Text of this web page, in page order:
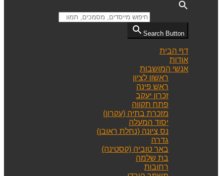
Search Button
דף הבית
אודות
אנשי המושבות
ראשון לציון
ראש פינה
זכרון יעקב
פתח תקווה
מזכרת בתיה (עקרון)
יסוד המעלה
נס ציונה (נחלת ראובן)
גדרה
באר טוביה (קסטינה)
בת שלמה
רחובות